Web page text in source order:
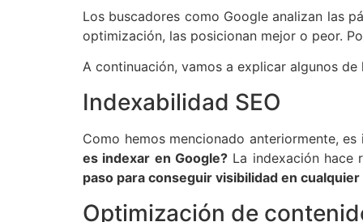
Los buscadores como Google analizan las
optimización, las posicionan mejor o peor.
A continuación, vamos a explicar algunos de
Indexabilidad SEO
Como hemos mencionado anteriormente,
es indexar en Google?La indexación hace
paso para conseguir visibilidad en
Optimización de